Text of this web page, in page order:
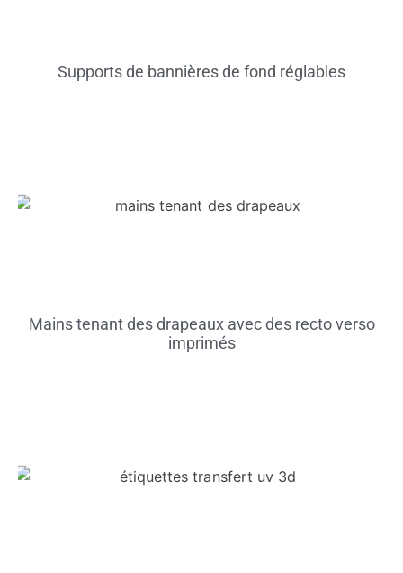
Supports de bannières de fond réglables
Mains tenant des drapeaux avec des recto verso
imprimés